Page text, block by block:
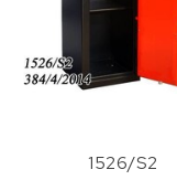
1526/S2